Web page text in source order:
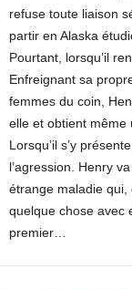
refuse toute liaison
partir en Alaska
Pourtant, lorsqu’il
Enfreignant sa
femmes du coin,
elle et obtient même
Lorsqu’il s’y
l’agression. Henry
étrange maladie qui,
quelque chose avec
premier…